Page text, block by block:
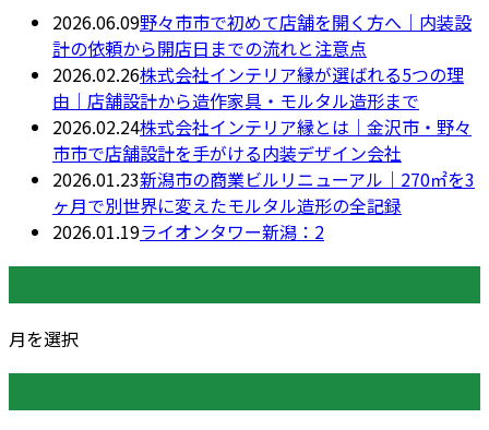
2026.06.09野々市市で初めて店舗を開く方へ｜内装設
計の依頼から開店日までの流れと注意点
2026.02.26株式会社インテリア縁が選ばれる5つの理
由｜店舗設計から造作家具・モルタル造形まで
2026.02.24株式会社インテリア縁とは｜金沢市・野々
市市で店舗設計を手がける内装デザイン会社
2026.01.23新潟市の商業ビルリニューアル｜270㎡を3
ヶ月で別世界に変えたモルタル造形の全記録
2026.01.19ライオンタワー新潟：2
月を選択